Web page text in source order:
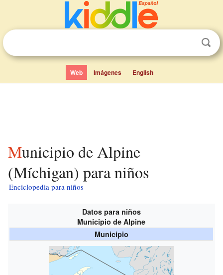
Web Imágenes English
Municipio de Alpine
(Míchigan) para niños
Enciclopedia para niños
Datos para niños
Municipio de Alpine
Municipio